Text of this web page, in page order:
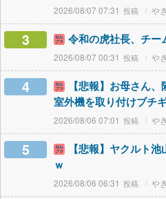
2026/08/07 07:31 や
3 令和の虎社長、チー
2026/08/07 00:31 や
4
【悲報】お母さん
室外機を取り付けブチ
2026/08/06 07:01 や
5
【悲報】ヤクルト
ｗ
2026/08/06 06:31 や